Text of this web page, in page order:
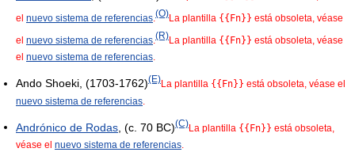
el nuevo sistema de referencias (O)La plantilla {{Fn}} está obsoleta, véase
el nuevo sistema de referencias (R)La plantilla {{Fn}} está obsoleta, véase
el nuevo sistema de referencias.
Ando Shoeki, (1703-1762)(E)La plantilla {{Fn}} está obsoleta, véase el
nuevo sistema de referencias.
Andrónico de Rodas , (c. 70 BC)(C)La plantilla {{Fn}} está obsoleta,
véase el nuevo sistema de referencias.